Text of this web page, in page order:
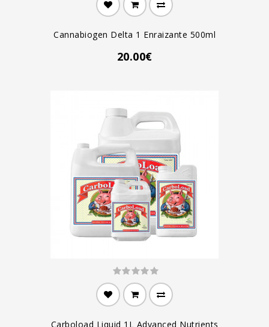
Cannabiogen Delta 1 Enraizante 500ml
20.00€
Carboload Liquid 1L Advanced Nutrients